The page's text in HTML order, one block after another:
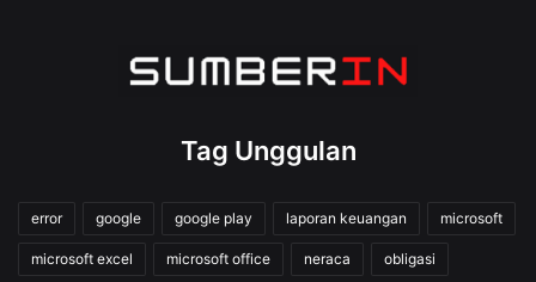
Tag Unggulan
error google google play laporan keuangan microsoft
microsoft excel microsoft office neraca obligasi